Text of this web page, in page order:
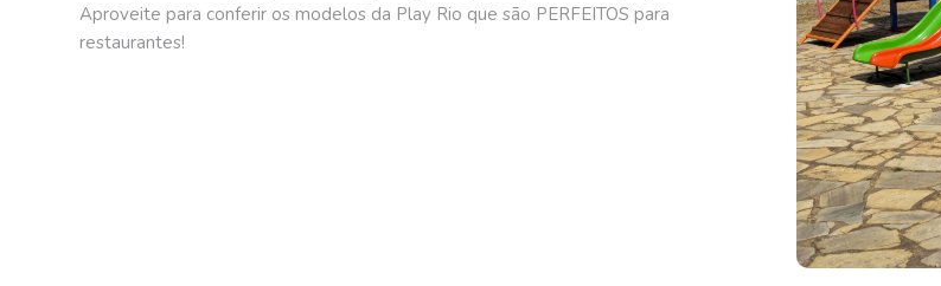
Aproveite para conferir os modelos da Play Rio que são PERFEITOS para
restaurantes!